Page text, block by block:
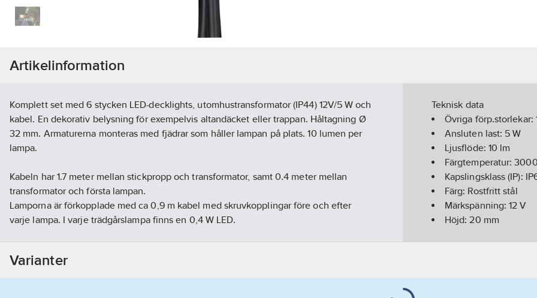
Artikelinformation
Komplett set med 6 stycken LED-decklights, utomhustransformator (IP44) 12V/5 W och
kabel. En dekorativ belysning för exempelvis altandäcket eller trappan. Håltagning Ø
32 mm. Armaturerna monteras med fjädrar som håller lampan på plats. 10 lumen per
lampa.
Kabeln har 1.7 meter mellan stickpropp och transformator, samt 0.4 meter mellan
transformator och första lampan.
Lamporna är förkopplade med ca 0,9 m kabel med skruvkopplingar före och efter
varje lampa. I varje trädgårslampa finns en 0,4 W LED.
Observera att denna trädgårdsbelysning inte är kompatibel med Garden Lights-
systemet.
Teknisk data
Övriga förp.storlekar:
Ansluten last: 5 W
Ljusflöde: 10 lm
Färgtemperatur:3000
Kapslingsklass (IP):
Färg: Rostfritt stål
Märkspänning:12 V
Höjd:20 mm
Lämplig för
Varianter